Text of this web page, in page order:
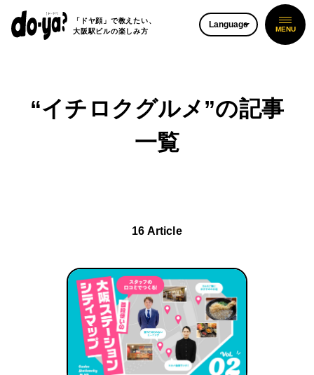
「ドヤ顔」で教えたい、
大阪駅ビルの楽しみ方
Language
“イチロクグルメ”の記事
一覧
16 Article